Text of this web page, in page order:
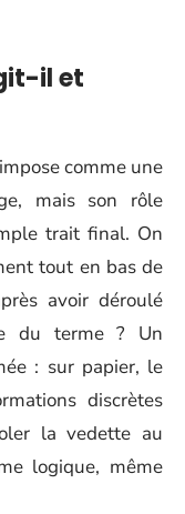
il et
comme une
mais son rôle
trait final. On
tout en bas de
avoir déroulé
du terme ? Un
: sur papier, le
discrètes
la vedette au
logique, même